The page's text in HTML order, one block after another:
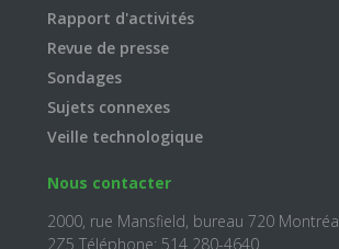
Rapport d'activités
Revue de presse
Sondages
Sujets connexes
Veille technologique
Nous contacter
2000, rue Mansfield, bureau 720
2Z5 Téléphone: 514 280-4640